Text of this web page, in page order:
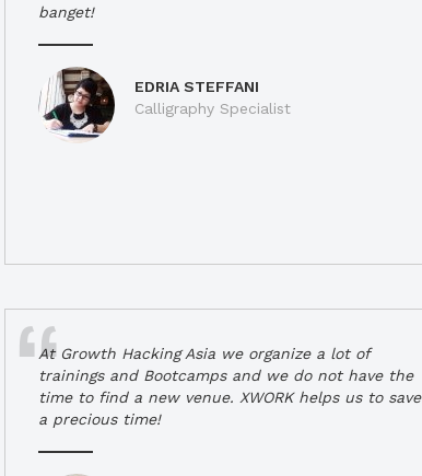
banget!
EDRIA STEFFANI
Calligraphy Specialist
At Growth Hacking Asia we organize a lot of
trainings and Bootcamps and we do not have the
time to find a new venue. XWORK helps us to save
a precious time!